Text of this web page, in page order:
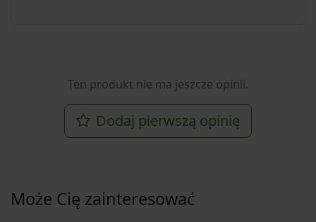
Ten produkt nie ma jeszcze opinii.
Dodaj pierwszą opinię
Może Cię zainteresować